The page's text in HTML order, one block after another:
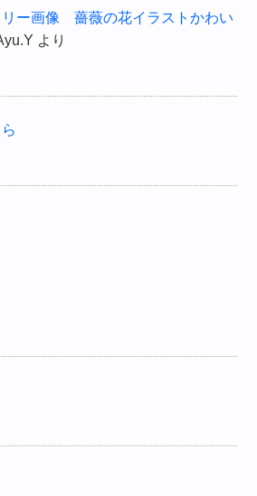
ー画像 薔薇の花イラストかわい
より